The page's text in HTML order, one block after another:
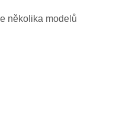
několika modelů